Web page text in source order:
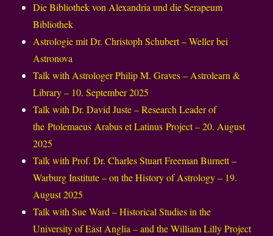
Die Bibliothek von Alexandria und die Serapeum
Bibliothek
Astrologie mit Dr. Christoph Schubert – Weller bei
Astronova
Talk with Astrologer Philip M. Graves – Astrolearn &
Library – 10. September 2025
Talk with Dr. David Juste – Research Leader of
the Ptolemaeus Arabus et Latinus Project – 20. August
2025
Talk with Prof. Dr. Charles Stuart Freeman Burnett –
Warburg Institute – on the History of Astrology – 19.
August 2025
Talk with Sue Ward – Historical Studies in the
University of East Anglia – and the William Lilly Project